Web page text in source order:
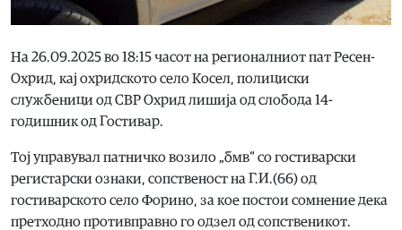
На 26.09.2025 во 18:15 часот на регионалниот пат Ресен-
Охрид, кај охридското село Косел, полициски
службеници од СВР Охрид лишија од слобода 14-
годишник од Гостивар.
Тој управувал патничко возило „бмв“ со гостиварски
регистарски ознаки, сопственост на Г.И.(66) од
гостиварското село Форино, за кое постои сомнение дека
претходно противправно го одзел од сопственикот.